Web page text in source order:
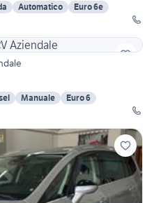
Automatico
Euro 6e
Manuale
Euro 6